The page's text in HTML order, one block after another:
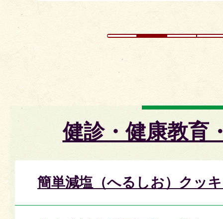
健診・健康教育
簡単減塩（へるしお）クッ